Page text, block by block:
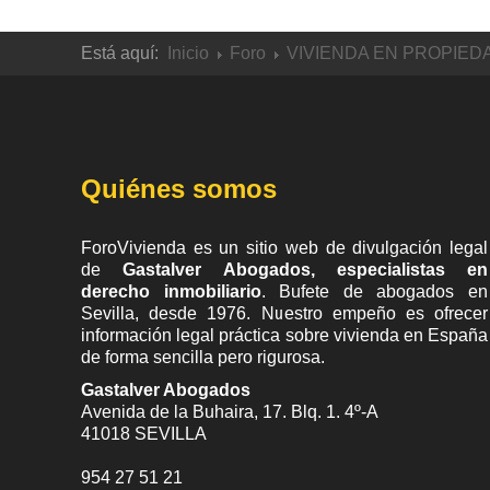
Está aquí: Inicio Foro VIVIENDA EN
Quiénes somos
ForoVivienda es un sitio web de divulgación legal
deGastalver Abogados, especialistas en
derecho inmobiliario. Bufete deabogados en
Sevilla, desde 1976. Nuestro empeño es ofrecer
información legal práctica sobre vivienda en España
de forma sencilla pero rigurosa.
Gastalver Abogados
Avenida de la Buhaira, 17. Blq. 1. 4º-A
41018 SEVILLA
954 27 51 21